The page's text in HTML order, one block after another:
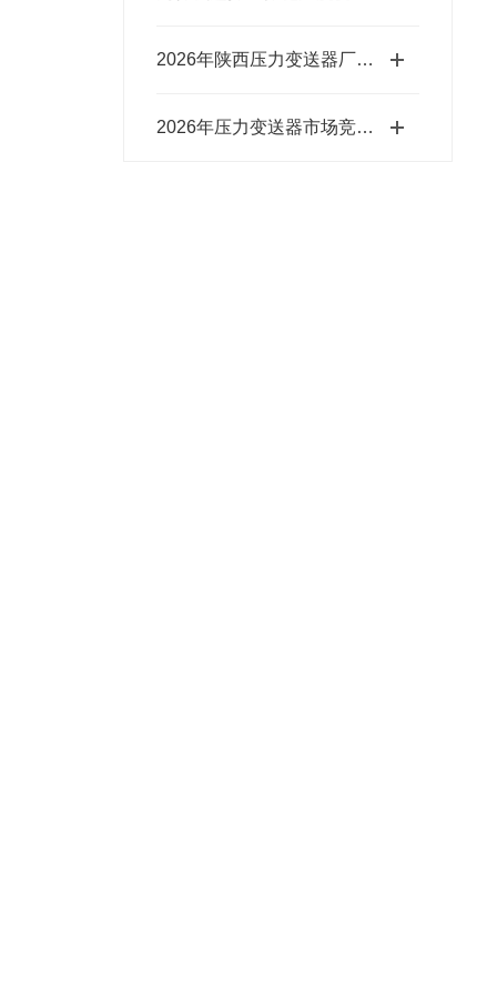
2026年陕西压力变送器厂商口碑盘点 各家真实名声实力全解析
2026年压力变送器市场竞争激烈，哪家销售厂家才是行业值得选择